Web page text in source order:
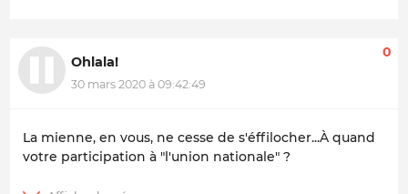
Ohlala!
30 mars 2020 à 09:42:49
0
La mienne, en vous, ne cesse de s'éffilocher...À quand
votre participation à "l'union nationale" ?